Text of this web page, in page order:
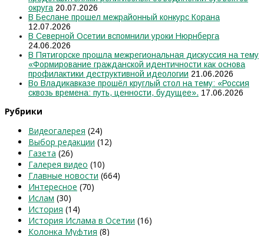
округа 20.07.2026
В Беслане прошел межрайонный конкурс Корана
12.07.2026
В Северной Осетии вспомнили уроки Нюрнберга
24.06.2026
В Пятигорске прошла межрегиональная дискуссия на тему
«Формирование гражданской идентичности как основа
профилактики деструктивной идеологии 21.06.2026
Во Владикавказе прошёл круглый стол на тему: «Россия
сквозь времена: путь, ценности, будущее». 17.06.2026
Рубрики
Видеогалерея (24)
Выбор редакции (12)
Газета (26)
Галерея видео (10)
Главные новости (664)
Интересное (70)
Ислам (30)
История (14)
История Ислама в Осетии (16)
Колонка Муфтия (8)